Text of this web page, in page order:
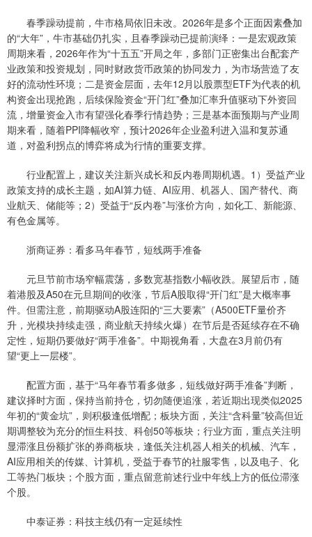
春季躁动提前，牛市格局依旧未改。2026年是多个正面因素叠加
的“大年”，牛市基础仍扎实，且春季躁动已提前演绎：一是宏观政策
周期来看，2026年作为“十五五”开局之年，多部门正密集出台配套产
业政策和投资规划，同时财政货币政策的协同发力，为市场营造了友
好的流动性环境；二是资金层面，去年12月以股票型ETF为代表的机
构资金出现抢跑，后续保险资金“开门红”叠加汇率升值驱动下外资回
流，增量资金入市有望强化春季行情趋势；三是基本面预期与产业周
期来看，随着PPI降幅收窄，预计2026年企业盈利进入温和复苏通
道，对盈利拐点的博弈将成为行情的重要支撑。
行业配置上，建议关注新兴成长和反内卷周期机遇。1）受益产业
政策支持的成长主题，如AI算力链、AI应用、机器人、国产替代、商
业航天、储能等；2）受益于“反内卷”与涨价方向，如化工、新能源、
有色金属等。
浙商证券：看多马年春节，短线两手准备
元旦节前市场窄幅震荡，多数宽基指数小幅收跌。展望后市，随
着港股及A50在元旦期间的收涨，节后A股取得“开门红”是大概率事
件。但需注意，前期驱动A股连阳的“三大要素”（A500ETF量价齐
升，光模块持续走强，商业航天持续火爆）在节后是否延续存在不确
定性，短期仍要做好“两手准备”。中期视角看，大盘在3月前仍有
望“更上一层楼”。
配置方面，基于“马年春节看多做多，短线做好两手准备”判断，
建议择时方面，保持当前持仓，切勿随便追涨，若近期出现类似2025
年初的“黄金坑”，则积极逢低增配；板块方面，关注“含科量”较高但近
期调整较为充分的恒生科技、科创50等板块；行业方面，重点关注明
显滞涨且份额扩张的券商板块，逢低关注机器人相关的机械、汽车，
AI应用相关的传媒、计算机，受益于春节的社服零售，以及电子、化
工等热门板块；个股方面，重点留意前述行业中年线上方的低位滞涨
个股。
中泰证券：科技主线仍有一定延续性